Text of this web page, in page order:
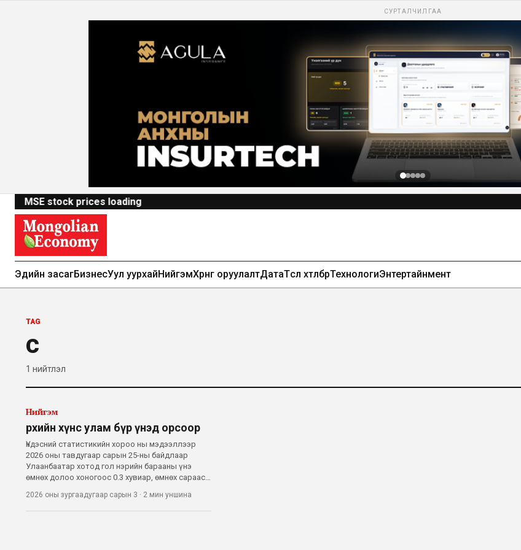
СУРТАЛЧИЛГАА
MSE stock prices loading
Эдийн засагБизнесУул уурхайНийгэмХөрөнгө оруулалтДатаТөсөл хөтөлбөрТехнологиЭнтертайнмент
TAG
сүү
1 нийтлэл
Нийгэм
Өрхийн хүнс улам бүр үнэд орсоор
Үндэсний статистикийн хороо ны мэдээллээр
2026 оны тавдугаар сарын 25-ны байдлаар
Улаанбаатар хотод гол нэрийн барааны үнэ
өмнөх долоо хоногоос 0.3 хувиар, өмнөх сараас
бүтээгдэхүүний дөрөвдүгээр сарын дундаж
үнийг өнгөрсөн жилийн мөн үетэй харьцуулахад
2026 оны зургаадугаар сарын 3 · 2 мин уншина